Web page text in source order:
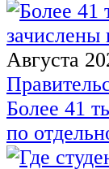
Августа
Более 41
по